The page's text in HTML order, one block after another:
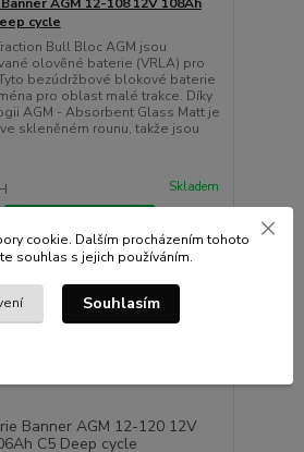
cycle
Bull Bloc AGM jsou
olověné baterie (VRLA) pro
bezúdržbové blokové baterie
pro oblast malé trakce. Díky
AGM - Absorbent Glass Matt je
skleněném rounu, takže jsou
Skladem
cookie. Dalším procházením tohoto
souhlas s jejich používáním.
Souhlasím